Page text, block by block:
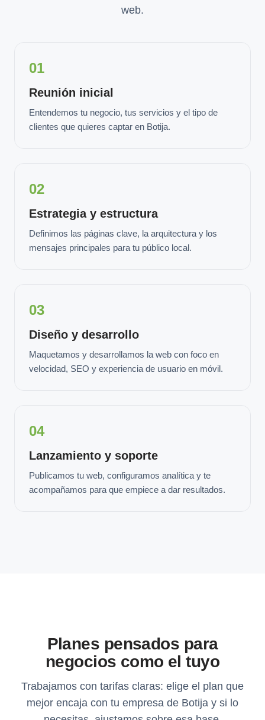
web.
01
Reunión inicial
Entendemos tu negocio, tus servicios y el tipo de
clientes que quieres captar en Botija.
02
Estrategia y estructura
Definimos las páginas clave, la arquitectura y los
mensajes principales para tu público local.
03
Diseño y desarrollo
Maquetamos y desarrollamos la web con foco en
velocidad, SEO y experiencia de usuario en móvil.
04
Lanzamiento y soporte
Publicamos tu web, configuramos analítica y te
acompañamos para que empiece a dar resultados.
Planes pensados para
negocios como el tuyo
Trabajamos con tarifas claras: elige el plan que
mejor encaja con tu empresa de Botija y si lo